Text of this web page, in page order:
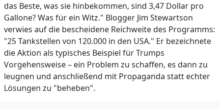
das Beste, was sie hinbekommen, sind 3,47 Dollar pro
Gallone? Was für ein Witz." Blogger Jim Stewartson
verwies auf die bescheidene Reichweite des Programms:
"25 Tankstellen von 120.000 in den USA." Er bezeichnete
die Aktion als typisches Beispiel für Trumps
Vorgehensweise – ein Problem zu schaffen, es dann zu
leugnen und anschließend mit Propaganda statt echter
Lösungen zu "beheben".